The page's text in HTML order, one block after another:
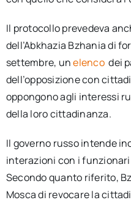
Il protocollo prevedeva
dell’Abkhazia Bzhania di
settembre, unelenco dei
dell’opposizione con
oppongono agli interessi
della loro cittadinanza.
Il governo russo intende
interazioni con i
Secondo quanto riferito,
Mosca di revocare la